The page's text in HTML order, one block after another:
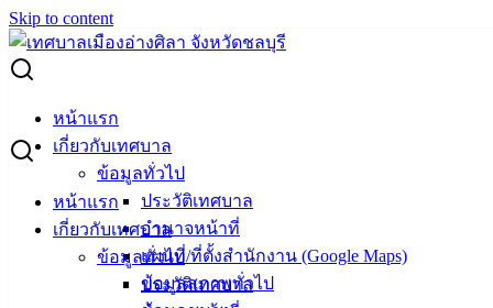
Skip to content
หน้าแรก
เกี่ยวกับเทศบาล
ข้อมูลทั่วไป
ประวัติเทศบาล
อำนาจหน้าที่
แผนที่/ที่ตั้งสำนักงาน (Google Maps)
ข้อมูลสภาพทั่วไป
หน้าแรก
เกี่ยวกับเทศบาล
ข้อมูลทั่วไป
ประวัติเทศบาล
Search for:
ประกาศเทศบาลเมืองอ่างศิลา เรื่อง แก้ไขเพิ่มเติมประกาศรับ
สมัครสรรหาและเลือกสรรบุคคลเพื่อเป็นพนักงานจ้าง ครั้งที่ 2
ประจำปีงบประมาณ พ.ศ.2568 ภาคความรู้ความสามารถที่ใช้
เฉพาะสำหรับตำแหน่ง (ภาค ข) สำหรับตำแหน่ง ผู้ช่วยนาย
ช่างไฟฟ้า
ประกาศเทศบาลเมืองอ่างศิลา เรื่อง แก้ไข